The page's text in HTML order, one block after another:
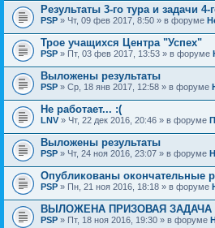
Результаты 3-го тура и задачи 4-
PSP » Чт, 09 фев 2017, 8:50 » в форуме
Трое учащихся Центра "Успех"
PSP » Пт, 03 фев 2017, 13:53 » в форуме
Выложены результаты
PSP » Ср, 18 янв 2017, 12:58 » в форуме
Не работает... :(
LNV » Чт, 22 дек 2016, 20:46 » в форуме
Выложены результаты
PSP » Чт, 24 ноя 2016, 23:07 » в форуме
Опубликованы окончательные
PSP » Пн, 21 ноя 2016, 18:18 » в форуме
ВЫЛОЖЕНА ПРИЗОВАЯ ЗАДАЧА
PSP » Пт, 18 ноя 2016, 19:30 » в форуме